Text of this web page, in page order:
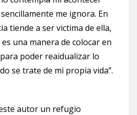
me ignora. En
tiende a ser victima de ella,
una manera de colocar en
poder reaidualizar lo
se trate de mi propia vida”.
autor un refugio